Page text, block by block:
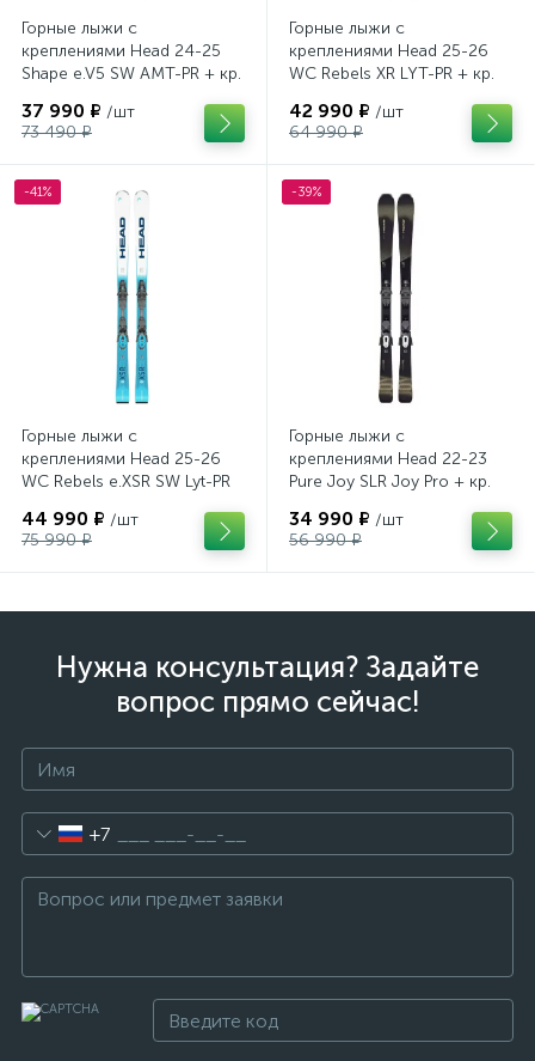
Горные лыжи с
креплениями Head 24-25
Shape e.V5 SW AMT-PR + кр.
37 990 ₽ /шт
73 490 ₽
Горные лыжи с
креплениями Head 25-26
WC Rebels XR LYT-PR + кр.
42 990 ₽ /шт
64 990 ₽
-41%
Горные лыжи с
креплениями Head 25-26
WC Rebels e.XSR SW Lyt-PR
(100943)
44 990 ₽ /шт
75 990 ₽
-39%
Горные лыжи с
креплениями Head 22-23
Pure Joy SLR Joy Pro + кр.
(100953)
34 990 ₽ /шт
56 990 ₽
Нужна консультация? Задайте
вопрос прямо сейчас!
+7